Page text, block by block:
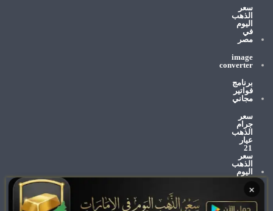
×
سعر
الذهب
اليوم
في
مصر
image
converter
برنامج
فواتير
مجاني
سعر
جرام
الذهب
عيار
21
سعر
الذهب
اليوم
وظائف
اليوم